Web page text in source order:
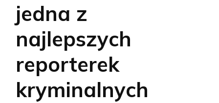
jedna z
najlepszych
reporterek
kryminalnych